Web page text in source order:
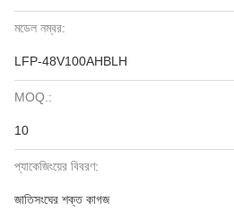
মডেল নম্বর:
LFP-48V100AHBLH
MOQ.:
10
প্যাকেজিংয়ের বিবরণ:
জাতিসংঘের শক্ত কাগজ